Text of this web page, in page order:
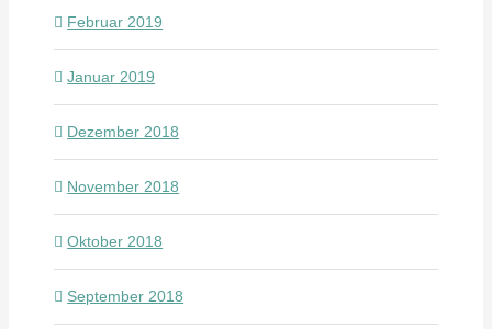
Februar 2019
Januar 2019
Dezember 2018
November 2018
Oktober 2018
September 2018